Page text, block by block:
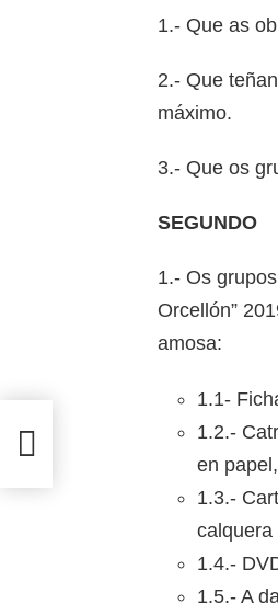
1.- Que as
2.- Que
máximo.
3.- Que os
SEGUNDO
1.- Os
Orcellón”
amosa:
1.1-
1.2.-
en
1.3.-
calquera
1.4.-
1.5.- A